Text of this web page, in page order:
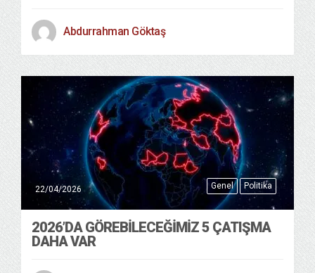
Abdurrahman Göktaş
Genel Politika
22/04/2026
2026’DA GÖREBILECEĞIMIZ 5 ÇATIŞMA
DAHA VAR